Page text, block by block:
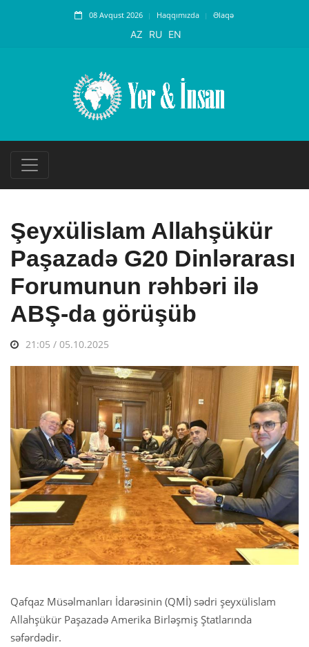
08 Avqust 2026 Haqqımızda Əlaqə
AZ RU EN
Şeyxülislam Allahşükür
Paşazadə G20 Dinlərarası
Forumunun rəhbəri ilə
ABŞ-da görüşüb
21:05 / 05.10.2025
Qafqaz Müsəlmanları İdarəsinin (QMİ) sədri şeyxülislam
Allahşükür Paşazadə Amerika Birləşmiş Ştatlarında
səfərdədir.